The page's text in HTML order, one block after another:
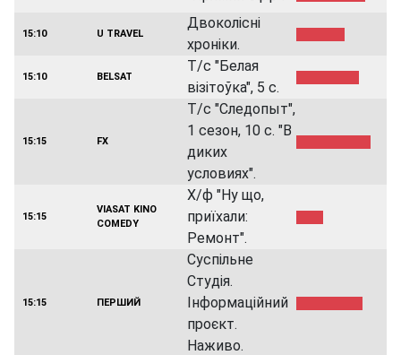
15:10 U TRAVEL
Двоколісні
хроніки.
15:10 BELSAT
Т/с "Белая
візітоўка", 5 с.
15:15 FX
Т/с "Следопыт",
1 сезон, 10 с. "В
диких
условиях".
15:15
VIASAT KINO
COMEDY
Х/ф "Ну що,
приїхали:
Ремонт".
15:15 ПЕРШИЙ
Суспільне
Студія.
Інформаційний
проєкт.
Наживо.